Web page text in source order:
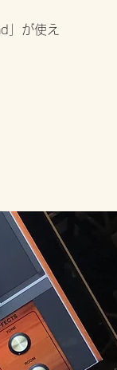
」が使え